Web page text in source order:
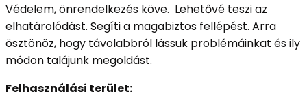
Védelem, önrendelkezés köve. Lehetővé teszi az
elhatárolódást. Segíti a magabiztos fellépést. Arra
ösztönöz, hogy távolabbról lássuk problémáinkat és ily
módon talájunk megoldást.
Felhasználási terület: